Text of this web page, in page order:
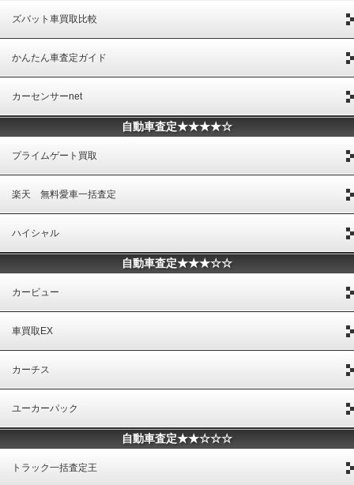
ズバット車買取比較
かんたん車査定ガイド
カーセンサーnet
自動車査定★★★★☆
プライムゲート買取
楽天 無料愛車一括査定
ハイシャル
自動車査定★★★☆☆
カービュー
車買取EX
カーチス
ユーカーパック
自動車査定★★☆☆☆
トラック一括査定王